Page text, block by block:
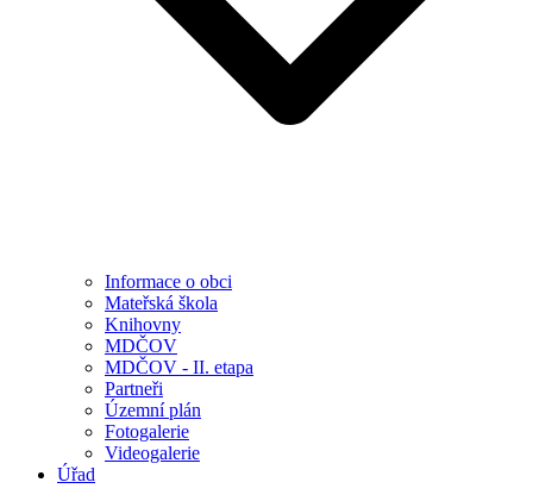
Informace o obci
Mateřská škola
Knihovny
MDČOV
MDČOV - II. etapa
Partneři
Územní plán
Fotogalerie
Videogalerie
Úřad